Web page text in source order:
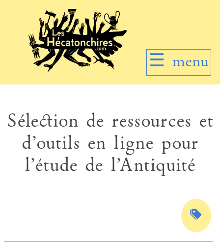
☰ menu
Sélection de ressources et
d’outils en ligne pour
l’étude de l’Antiquité